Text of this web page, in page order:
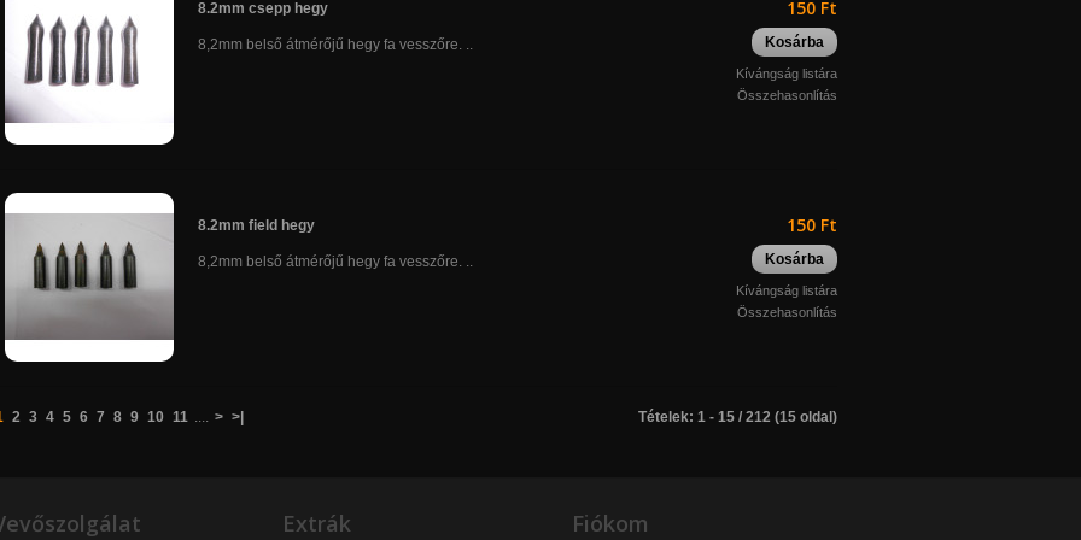
8.2mm csepp hegy
8,2mm belső átmérőjű hegy fa vesszőre. ..
150 Ft
Kosárba
Kívángság listára
Összehasonlítás
8.2mm field hegy
8,2mm belső átmérőjű hegy fa vesszőre. ..
150 Ft
Kosárba
Kívángság listára
Összehasonlítás
2 3 4 5 6 7 8 9 10 11 > >| Tételek: 1 - 15 / 212 (15 oldal)
Extrák Fiókom